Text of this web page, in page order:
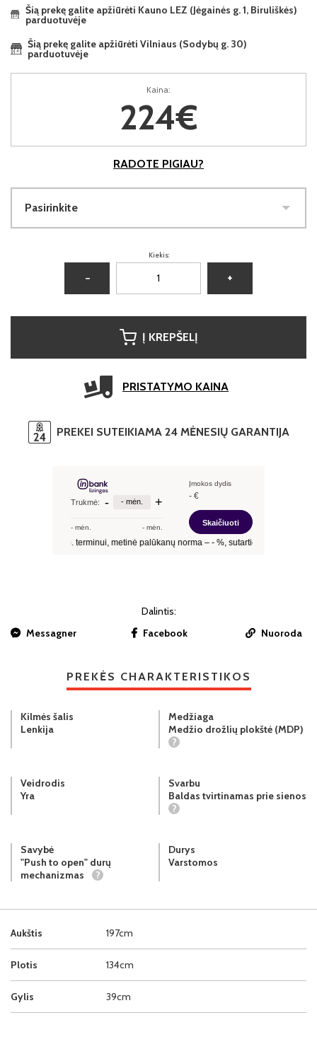
Šią prekę galite apžiūrėti Kauno LEZ (Jėgainės g. 1, Biruliškės)
parduotuvėje
Šią prekę galite apžiūrėti Vilniaus (Sodybų g. 30)
parduotuvėje
Kaina:
224€
RADOTE PIGIAU?
Pasirinkite
Kiekis:
− +
Į KREPŠELĮ
PRISTATYMO KAINA
PREKEI SUTEIKIAMA 24 MĖNESIŲ GARANTIJA
Dalintis:
Messagner
Facebook Nuoroda
PREKĖS CHARAKTERISTIKOS
Aukštis 197cm
Plotis 134cm
Gylis 39cm
Kilmės šalis
Lenkija
Medžiaga
Medžio drožlių plokštė (MDP)
?
Veidrodis
Yra
Svarbu
Baldas tvirtinamas prie sienos
?
Savybė
"Push to open" durų
mechanizmas
?
Durys
Varstomos